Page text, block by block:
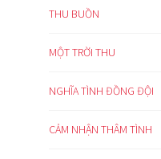
THU BUỒN
MỘT TRỜI THU
NGHĨA TÌNH ĐỒNG ĐỘI
CẢM NHẬN THÂM TÌNH